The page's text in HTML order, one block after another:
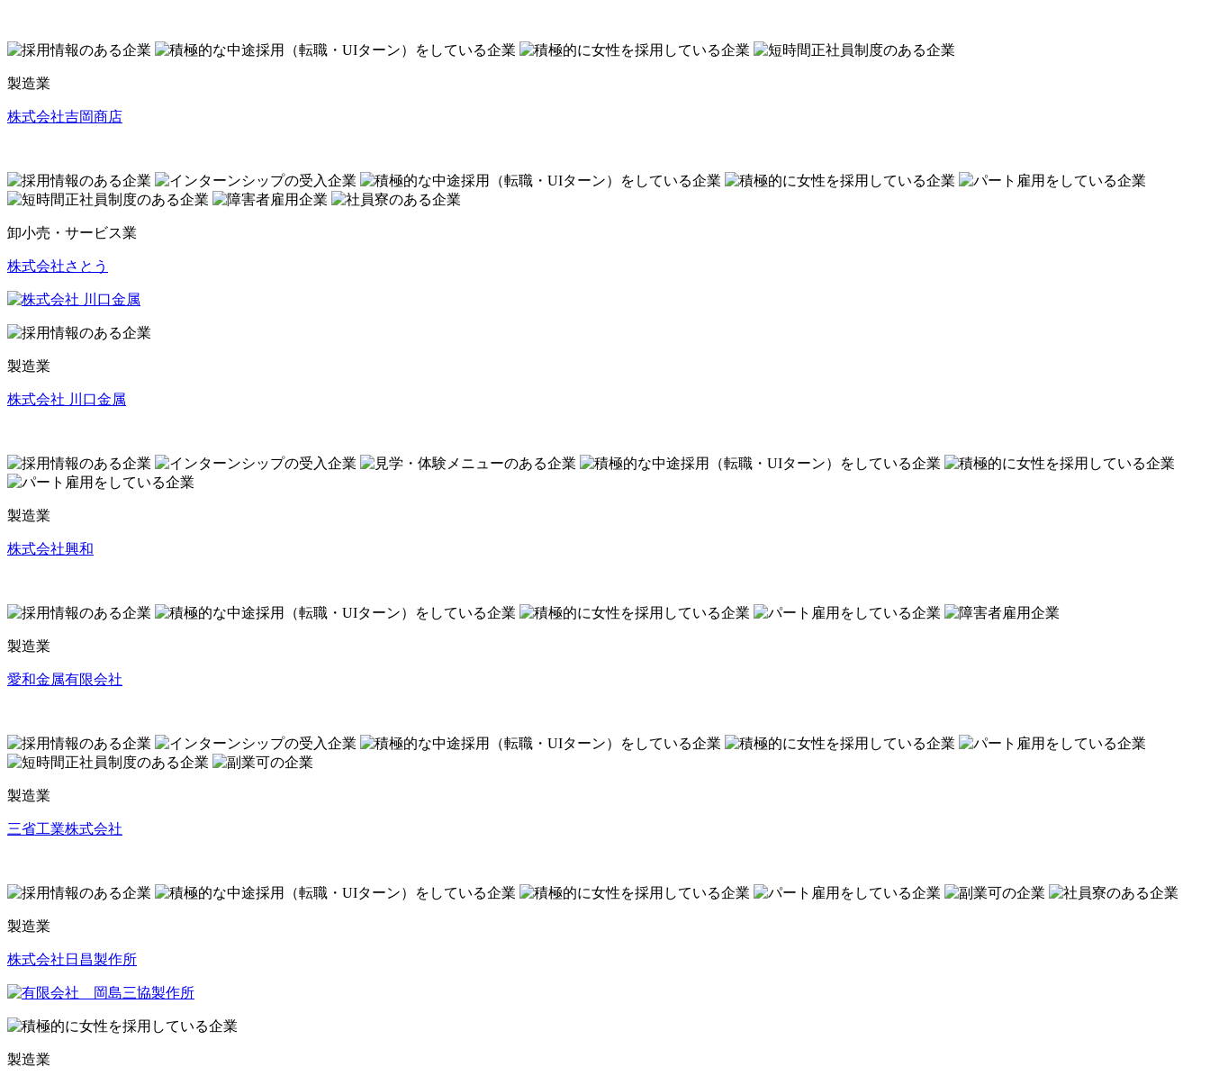
製造業
株式会社吉岡商店
卸小売・サービス業
株式会社さとう
製造業
株式会社 川口金属
製造業
株式会社興和
製造業
愛和金属有限会社
製造業
三省工業株式会社
製造業
株式会社日昌製作所
製造業